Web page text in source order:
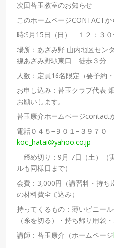
次回苔玉教室のお知らせ
このホームページCONTACTか
時:9月15日（日） １２：３０
場所：あざみ野 山内地区セ
線あざみ野駅東口 徒歩３分
人数：定員16名限定（要予約・
お申し込み：苔玉クラブ代表
お願いします。
苔玉康介ホームページcontact
電話０４５−９０１−３９７０
koo_hatai@yahoo.co.jp
締め切り：9月 7日（土）（
ルも同様日まで）
会費：3,000円（講習料・持ち
の材料費全て込み）
持ってくるもの：薄いビニー
（糸を切る）・持ち帰り用袋
講師：苔玉康介（ホームページ